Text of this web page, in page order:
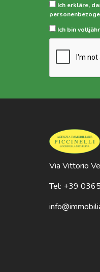
Ich erkläre,
Ich bin
Via Vittorio
Tel: +39